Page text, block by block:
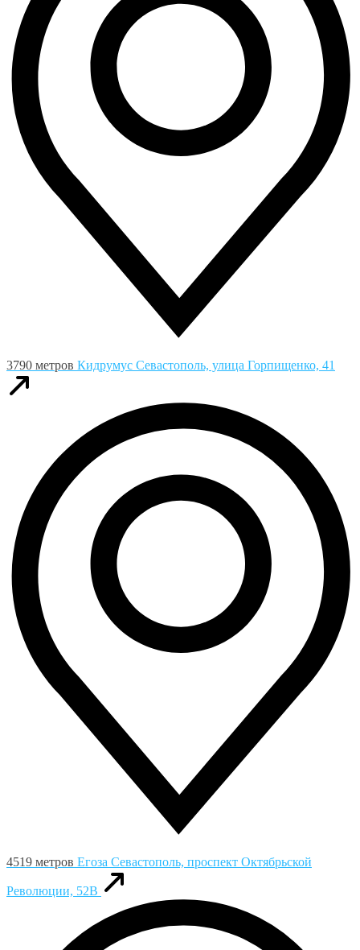
3790 метров Кидрумус Севастополь, улица Горпищенко, 41
4519 метров Егоза Севастополь, проспект Октябрьской
Революции, 52В